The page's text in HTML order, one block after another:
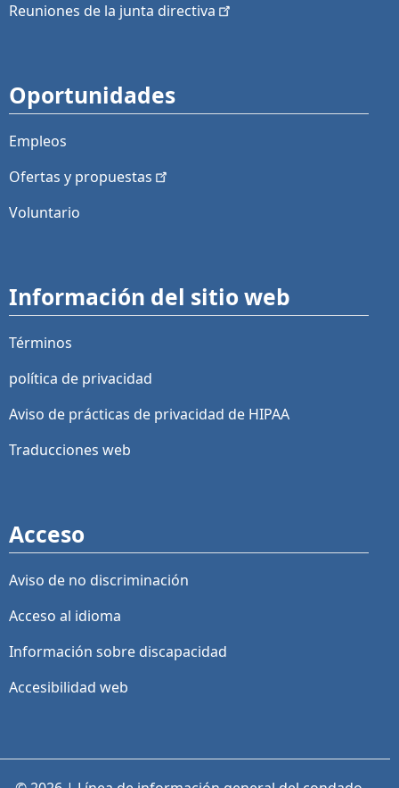
Reuniones de la junta directiva
Oportunidades
Empleos
Ofertas y propuestas
Voluntario
Información del sitio web
Términos
política de privacidad
Aviso de prácticas de privacidad de HIPAA
Traducciones web
Acceso
Aviso de no discriminación
Acceso al idioma
Información sobre discapacidad
Accesibilidad web